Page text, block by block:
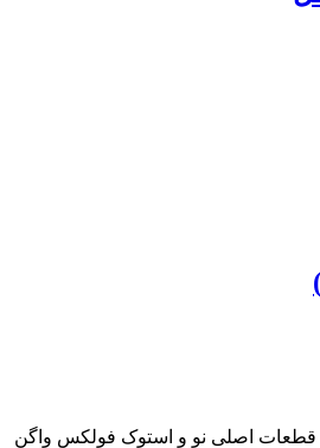
قطعات اصلی نو و استوک فولکس واگن